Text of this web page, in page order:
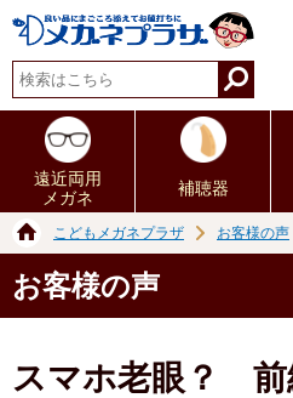
遠近両用
メガネ
補聴器
こどもメガネプラザ お客様の声
お客様の声
スマホ老眼？ 前